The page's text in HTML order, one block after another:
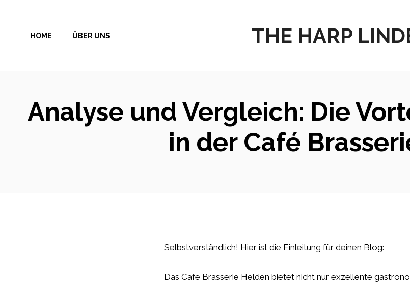
springen
THE HARP
HOME ÜBER UNS
Analyse und Vergleich: Die
in der Café
Selbstverständlich! Hier ist die Einleitung für deinen Blog:
Das Cafe Brasserie Helden bietet nicht nur exzellente